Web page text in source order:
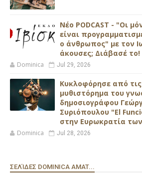
Νέο PODCAST - "Οι
είναι
ο άνθρωπος" με τον
άκουσες; Διάβασέ το!
Dominica Jul 29, 2026
Κυκλοφόρησε από τις
μυθιστόρημα του
δημοσιογράφου
Συριόπουλου "El
στην Ευρωκρατία
Dominica Jul 28, 2026
ΣΕΛΊΔΕΣ DOMINICA AMAT...